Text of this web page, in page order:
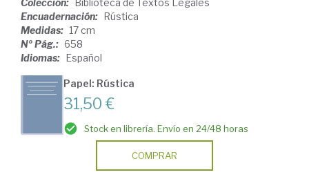
Encuadernación: Rústica
Medidas: 17 cm
Nº Pág.: 658
Idiomas: Español
Papel: Rústica
31,50 €
Stock en librería. Envío en 24/48 horas
COMPRAR